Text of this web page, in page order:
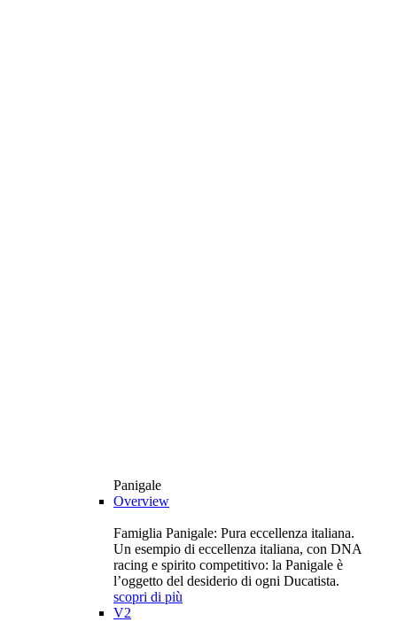
Panigale
Overview
Famiglia Panigale: Pura eccellenza italiana.
Un esempio di eccellenza italiana, con DNA
racing e spirito competitivo: la Panigale è
l’oggetto del desiderio di ogni Ducatista.
scopri di più
V2